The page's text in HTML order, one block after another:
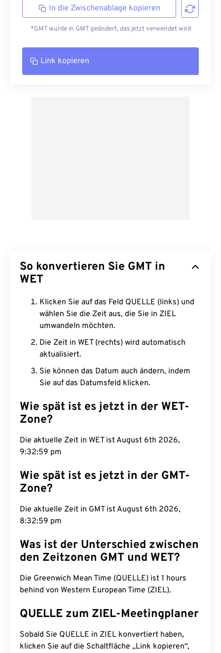
In die Zwischenablage kopieren
*GMT wurde in GMT geändert, das jetzt verwendet wird
Link kopieren
So konvertieren Sie GMT in
WET
Klicken Sie auf das Feld QUELLE (links) und
wählen Sie die Zeit aus, die Sie in ZIEL
umwandeln möchten.
Die Zeit in WET (rechts) wird automatisch
aktualisiert.
Sie können das Datum auch ändern, indem
Sie auf das Datumsfeld klicken.
Wie spät ist es jetzt in der WET-
Zone?
Die aktuelle Zeit in WET ist August 6th 2026,
9:33:00 pm
Wie spät ist es jetzt in der GMT-
Zone?
Die aktuelle Zeit in GMT ist August 6th 2026,
8:33:00 pm
Was ist der Unterschied zwischen
den Zeitzonen GMT und WET?
Die Greenwich Mean Time (QUELLE) ist 1 hours
behind von Western European Time (ZIEL).
QUELLE zum ZIEL-Meetingplaner
Sobald Sie QUELLE in ZIEL konvertiert haben,
klicken Sie auf die Schaltfläche „Link kopieren“,